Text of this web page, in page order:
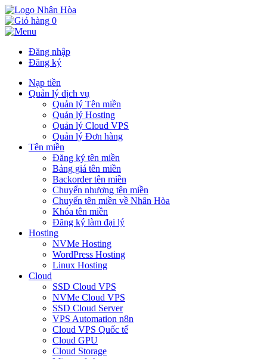
0
Đăng nhập
Đăng ký
Nạp tiền
Quản lý dịch vụ
Quản lý Tên miền
Quản lý Hosting
Quản lý Cloud VPS
Quản lý Đơn hàng
Tên miền
Đăng ký tên miền
Bảng giá tên miền
Backorder tên miền
Chuyển nhượng tên miền
Chuyển tên miền về Nhân Hòa
Khóa tên miền
Đăng ký làm đại lý
Hosting
NVMe Hosting
WordPress Hosting
Linux Hosting
Cloud
SSD Cloud VPS
NVMe Cloud VPS
SSD Cloud Server
VPS Automation n8n
Cloud VPS Quốc tế
Cloud GPU
Cloud Storage